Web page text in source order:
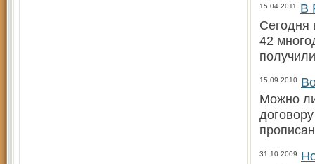
15.04.2011
В
Сегодня
42
15.09.2010
Можно
31.10.2009